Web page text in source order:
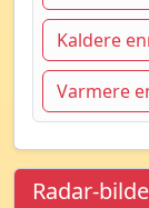
Kaldere
Varmere
Radar-